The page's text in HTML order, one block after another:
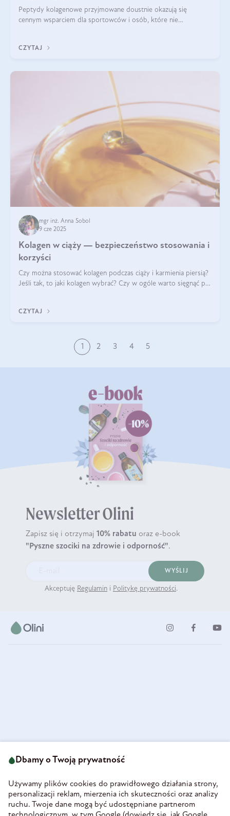
Peptydy kolagenowe przyjmowane doustnie okazują się
cennym wsparciem dla sportowców i osób, które nie
CZYTAJ
mgr inż. Anna Sobol
9 cze 2025
Kolagen w ciąży — bezpieczeństwo stosowania i
korzyści
Czy można stosować kolagen podczas ciąży i karmienia piersią?
Jeśli tak, to jaki kolagen wybrać? Czy w ogóle warto sięgnąć po
CZYTAJ
1 2 3 4 5
Newsletter Olini
Zapisz się i otrzymaj 10% rabatu oraz e-book
"Pyszne szociki na zdrowie i odporność".
WYŚLIJ
Akceptuję Regulamin i Politykę prywatności.
58-160 Świebodzice
REGON 890213034
INFORMACJE
Dbamy o Twoją prywatność
Używamy plików cookies do prawidłowego działania strony,
personalizacji reklam, mierzenia ich skuteczności oraz analizy
ruchu. Twoje dane mogą być udostępniane partnerom